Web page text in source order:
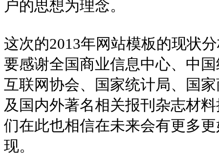
户的思想为理念。
这次的2013年网站模板的现状
要感谢全国商业信息中心、中
互联网协会、国家统计局、国
及国内外著名相关报刊杂志材
们在此也相信在未来会有更多
现。